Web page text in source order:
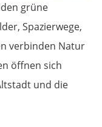
grüne
Spazierwege,
verbinden Natur
öffnen sich
und die